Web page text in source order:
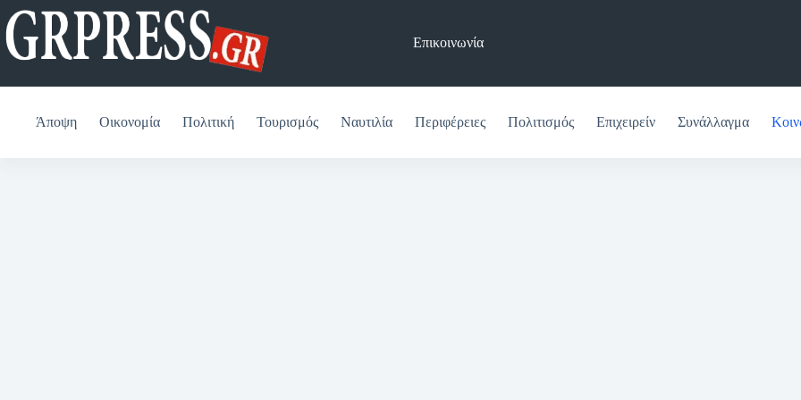
Μετάβαση
στο
περιεχόμενο
Επικοινωνία
Άποψη Οικονομία Πολιτική Τουρισμός Ναυτιλία Περιφέρειες Πολιτισμός Επιχειρείν Συνάλλαγμα